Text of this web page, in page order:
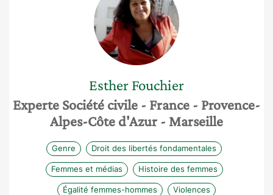
Esther Fouchier
Experte Société civile - France - Provence-
Alpes-Côte d'Azur - Marseille
Genre Droit des libertés fondamentales
Femmes et médias Histoire des femmes
Égalité femmes-hommes Violences